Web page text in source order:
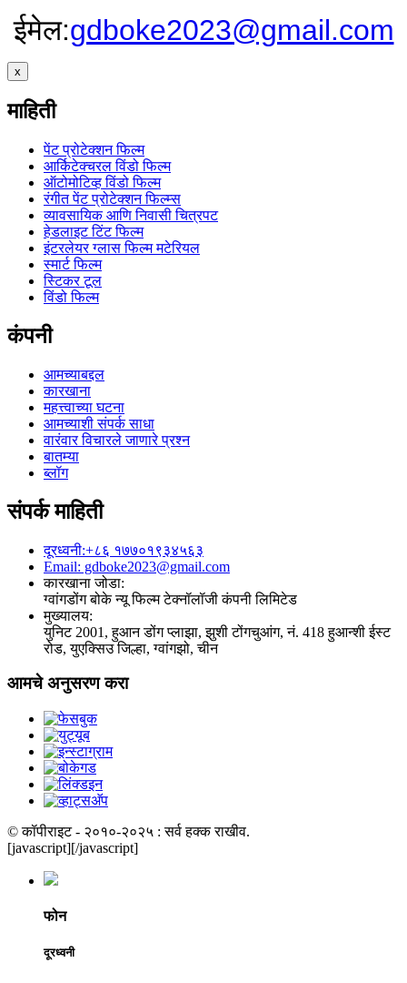
ईमेल:gdboke2023@gmail.com
x
माहिती
पेंट प्रोटेक्शन फिल्म
आर्किटेक्चरल विंडो फिल्म
ऑटोमोटिव्ह विंडो फिल्म
रंगीत पेंट प्रोटेक्शन फिल्म्स
व्यावसायिक आणि निवासी चित्रपट
हेडलाइट टिंट फिल्म
इंटरलेयर ग्लास फिल्म मटेरियल
स्मार्ट फिल्म
स्टिकर टूल
विंडो फिल्म
कंपनी
आमच्याबद्दल
कारखाना
महत्त्वाच्या घटना
आमच्याशी संपर्क साधा
वारंवार विचारले जाणारे प्रश्न
बातम्या
ब्लॉग
संपर्क माहिती
दूरध्वनी:+८६ १७७०१९३४५६३
Email: gdboke2023@gmail.com
कारखाना जोडा:
ग्वांगडोंग बोके न्यू फिल्म टेक्नॉलॉजी कंपनी लिमिटेड
मुख्यालय:
युनिट 2001, हुआन डोंग प्लाझा, झुशी टोंगचुआंग, नं. 418 हुआन्शी ईस्ट
रोड, युएक्सिउ जिल्हा, ग्वांगझो, चीन
आमचे अनुसरण करा
© कॉपीराइट - २०१०-२०२५ : सर्व हक्क राखीव.
[javascript][/javascript]
फोन
दूरध्वनी